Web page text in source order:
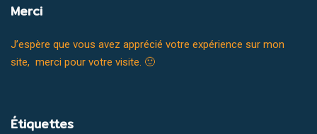
Merci
J’espère que vous avez apprécié votre expérience sur mon
site, merci pour votre visite. 🙂
Étiquettes